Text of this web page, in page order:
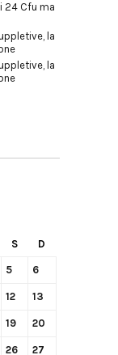
24 Cfu ma
la
la
S D
5 6
12 13
19 20
26 27